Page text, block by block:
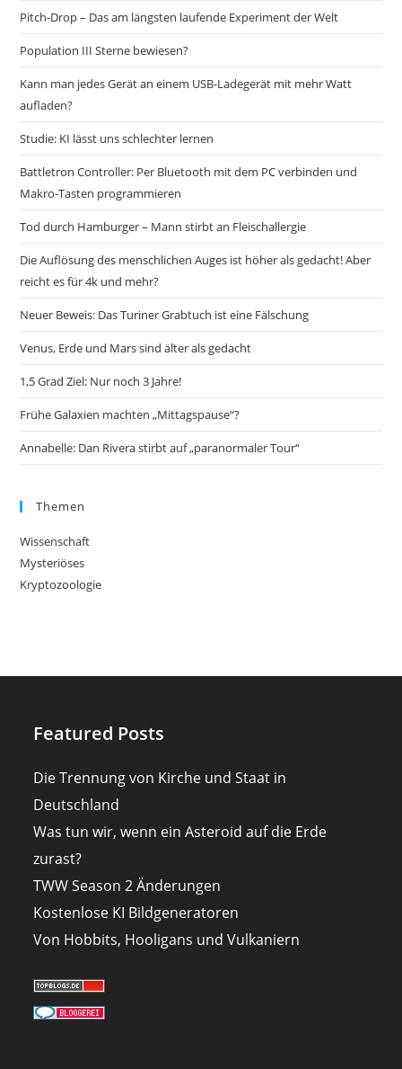
Pitch-Drop – Das am längsten laufende Experiment der Welt
Population III Sterne bewiesen?
Kann man jedes Gerät an einem USB-Ladegerät mit mehr Watt
aufladen?
Studie: KI lässt uns schlechter lernen
Battletron Controller: Per Bluetooth mit dem PC verbinden und
Makro-Tasten programmieren
Tod durch Hamburger – Mann stirbt an Fleischallergie
Die Auflösung des menschlichen Auges ist höher als gedacht! Aber
reicht es für 4k und mehr?
Neuer Beweis: Das Turiner Grabtuch ist eine Fälschung
Venus, Erde und Mars sind älter als gedacht
1,5 Grad Ziel: Nur noch 3 Jahre!
Frühe Galaxien machten „Mittagspause“?
Annabelle: Dan Rivera stirbt auf „paranormaler Tour“
Themen
Wissenschaft
Mysteriöses
Kryptozoologie
Featured Posts
Die Trennung von Kirche und Staat in
Deutschland
Was tun wir, wenn ein Asteroid auf die Erde
zurast?
TWW Season 2 Änderungen
Kostenlose KI Bildgeneratoren
Von Hobbits, Hooligans und Vulkaniern